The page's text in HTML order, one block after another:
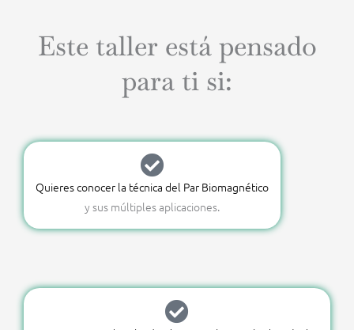
Este taller está pensado
para ti si:
Quieres conocer la técnica del Par Biomagnético
y sus múltiples aplicaciones.